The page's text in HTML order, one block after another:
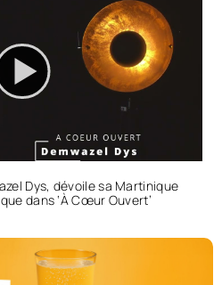
Dys, dévoile sa Martinique
dans ‘À Cœur Ouvert’